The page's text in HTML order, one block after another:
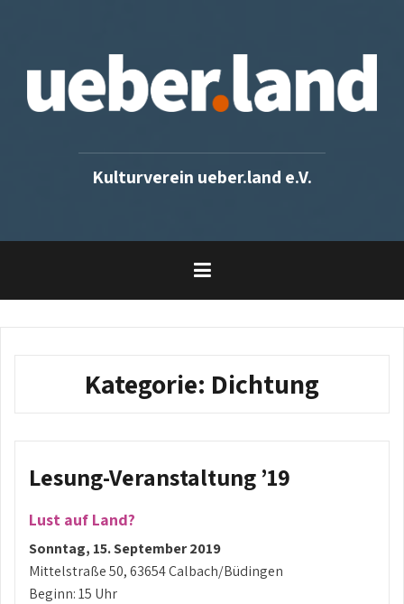
Kulturverein ueber.land e.V.
Kategorie: Dichtung
Lesung-Veranstaltung ’19
Lust auf Land?
Sonntag, 15. September 2019
Mittelstraße 50, 63654 Calbach/Büdingen
Beginn: 15 Uhr